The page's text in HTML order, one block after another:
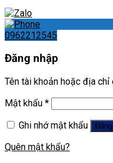
0962212545
Đăng nhập
Tên tài khoản hoặc địa chỉ
Mật khẩu *
Ghi nhớ mật khẩu
Quên mật khẩu?